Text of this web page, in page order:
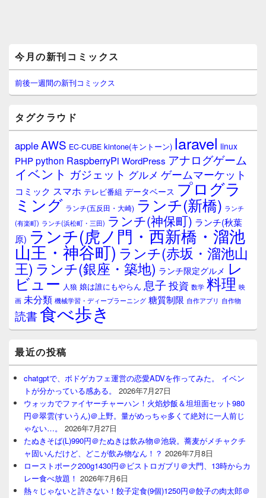
イ
ン
サ
イ
ウ
ィ
ジ
ェ
ア
今月の新刊コミックス
前後一週間の新刊コミックス
タグクラウド
appleAWS EC-CUBE kintone(キントーン) laravel linux
PHPpython RaspberryPi WordPress アナログゲーム
イベント ガジェット グルメ ゲームマーケット
コミック スマホ テレビ番組 データベース プログラ
ミング ランチ(五反田・大崎) ランチ(新橋) ランチ
(有楽町) ランチ(浜松町・三田) ランチ(神保町) ランチ(秋葉
原) ランチ(虎ノ門・西新橋・溜池
山王・神谷町) ランチ(赤坂・溜池山
王) ランチ(銀座・築地) ランチ限定グルメ レ
ビュー 人狼 娘は誰にもやらん 息子 投資 数学 料理 映
画 未分類 機械学習・ディープラーニング 糖質制限 自作アプリ 自作物
読書食べ歩き
最近の投稿
chatgptで、ボドゲカフェ運営の恋愛ADVを作ってみた。 イベン
トが分かっている感ある。
2026年7月27日
ウォッカでファイヤーチャーハン！火焰炒飯＆坦坦面セット980
円＠翠雲(すいうん)＠上野。量がめっちゃ多くて絶対に一人前じ
ゃない…。
2026年7月27日
たぬきそば(L)990円＠たぬきは飲み物＠池袋。蕎麦がメチャクチ
ャ固いんだけど、どこが飲み物なん！？ 2026年7月8日
ローストポーク200g1430円＠ビストロガブリ＠大門、13時からカ
レー食べ放題！ 2026年7月6日
熱々じゃないと許さない！餃子定食(9個)1250円＠餃子の肉太郎＠